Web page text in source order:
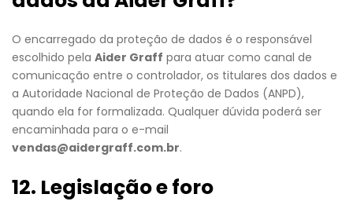
O encarregado da proteção de dados é o responsável
escolhido pela Aider Graff para atuar como canal de
comunicação entre o controlador, os titulares dos dados e
a Autoridade Nacional de Proteção de Dados (ANPD),
quando ela for formalizada. Qualquer dúvida poderá ser
encaminhada para o e-mail
vendas@aidergraff.com.br.
12. Legislação e foro